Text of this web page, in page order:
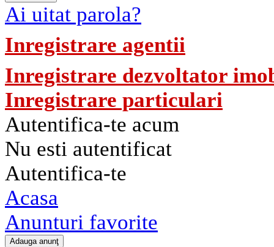
Ai uitat parola?
Inregistrare agentii
Inregistrare dezvoltator
Inregistrare particulari
Autentifica-te acum
Nu esti autentificat
Autentifica-te
Acasa
Anunturi favorite